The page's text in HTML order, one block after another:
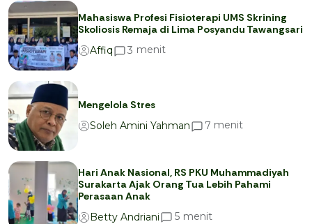
Mahasiswa Profesi Fisioterapi UMS Skrining
Skoliosis Remaja di Lima Posyandu Tawangsari
Affiq
3 menit
Mengelola Stres
Soleh Amini Yahman
7 menit
Hari Anak Nasional, RS PKU Muhammadiyah
Surakarta Ajak Orang Tua Lebih Pahami
Perasaan Anak
Betty Andriani
5 menit